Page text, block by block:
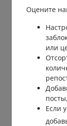
Оцените
или
Если